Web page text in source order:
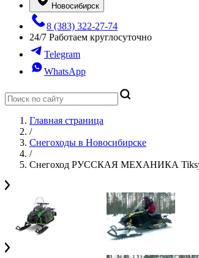
Новосибирск
8 (383) 322-27-74
24/7 Работаем круглосуточно
Telegram
WhatsApp
Главная страница
/
Снегоходы в Новосибирске
/
Снегоход РУССКАЯ МЕХАНИКА